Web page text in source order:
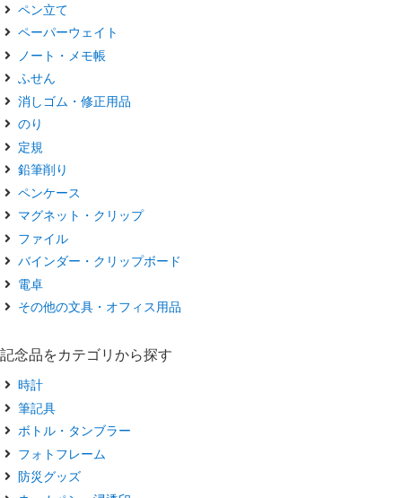
ペン立て
ペーパーウェイト
ノート・メモ帳
ふせん
消しゴム・修正用品
のり
定規
鉛筆削り
ペンケース
マグネット・クリップ
ファイル
バインダー・クリップボード
電卓
その他の文具・オフィス用品
記念品をカテゴリから探す
時計
筆記具
ボトル・タンブラー
フォトフレーム
防災グッズ